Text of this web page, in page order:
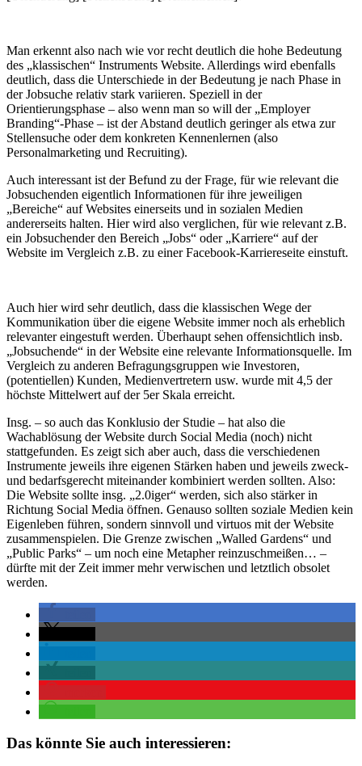
Man erkennt also nach wie vor recht deutlich die hohe Bedeutung
des „klassischen“ Instruments Website. Allerdings wird ebenfalls
deutlich, dass die Unterschiede in der Bedeutung je nach Phase in
der Jobsuche relativ stark variieren. Speziell in der
Orientierungsphase – also wenn man so will der „Employer
Branding“-Phase – ist der Abstand deutlich geringer als etwa zur
Stellensuche oder dem konkreten Kennenlernen (also
Personalmarketing und Recruiting).
Auch interessant ist der Befund zu der Frage, für wie relevant die
Jobsuchenden eigentlich Informationen für ihre jeweiligen
„Bereiche“ auf Websites einerseits und in sozialen Medien
andererseits halten. Hier wird also verglichen, für wie relevant z.B.
ein Jobsuchender den Bereich „Jobs“ oder „Karriere“ auf der
Website im Vergleich z.B. zu einer Facebook-Karriereseite einstuft.
Auch hier wird sehr deutlich, dass die klassischen Wege der
Kommunikation über die eigene Website immer noch als erheblich
relevanter eingestuft werden. Überhaupt sehen offensichtlich insb.
„Jobsuchende“ in der Website eine relevante Informationsquelle. Im
Vergleich zu anderen Befragungsgruppen wie Investoren,
(potentiellen) Kunden, Medienvertretern usw. wurde mit 4,5 der
höchste Mittelwert auf der 5er Skala erreicht.
Insg. – so auch das Konklusio der Studie – hat also die
Wachablösung der Website durch Social Media (noch) nicht
stattgefunden. Es zeigt sich aber auch, dass die verschiedenen
Instrumente jeweils ihre eigenen Stärken haben und jeweils zweck-
und bedarfsgerecht miteinander kombiniert werden sollten. Also:
Die Website sollte insg. „2.0iger“ werden, sich also stärker in
Richtung Social Media öffnen. Genauso sollten soziale Medien kein
Eigenleben führen, sondern sinnvoll und virtuos mit der Website
zusammenspielen. Die Grenze zwischen „Walled Gardens“ und
„Public Parks“ – um noch eine Metapher reinzuschmeißen… –
dürfte mit der Zeit immer mehr verwischen und letztlich obsolet
werden.
Das könnte Sie auch interessieren: